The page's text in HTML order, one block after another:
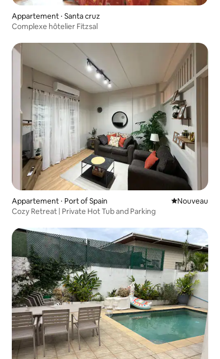
Appartement ⋅ Santa cruz
Complexe hôtelier Fitzsal
Appartement ⋅ Port of Spain Nouvel
Nouveau
Cozy Retreat | Private Hot Tub and Parking